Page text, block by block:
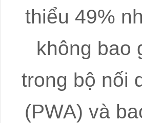
thiểu 49%
không bao
trong bộ nối
(PWA) và